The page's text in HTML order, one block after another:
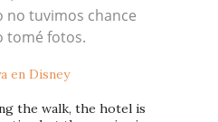
no tuvimos chance
tomé fotos.
the walk, the hotel is